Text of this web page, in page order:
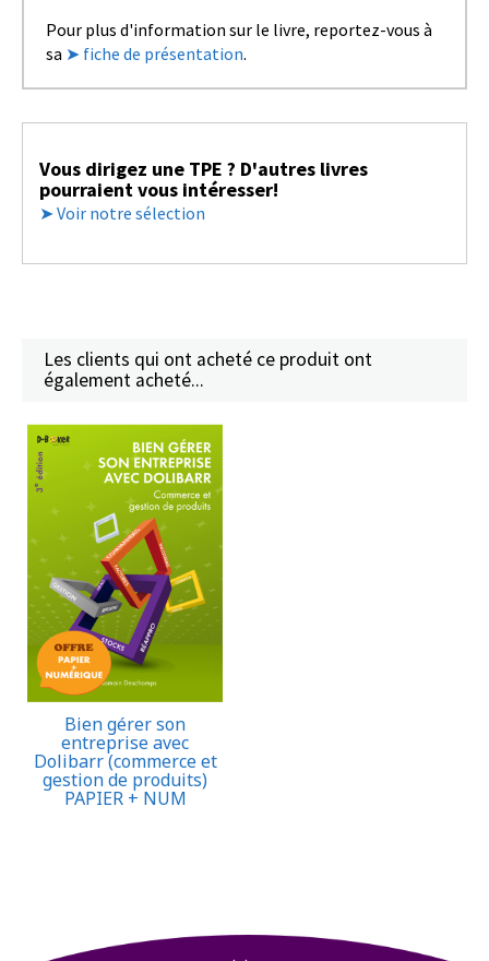
Vous dirigez une TPE ? D'autres livres
pourraient vous intéresser!
➤ Voir notre sélection
Pour plus d'information sur le livre, reportez-vous à
sa ➤ fiche de présentation.
Les clients qui ont acheté ce produit ont
également acheté...
Bien gérer son
entreprise avec
Dolibarr (commerce et
gestion de produits)
PAPIER + NUM